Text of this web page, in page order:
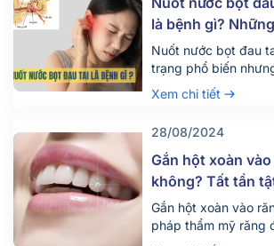
là bệnh gì?
phục hiệu quả
Nuốt nước bọt đau
trạng phổ biến
nhiều khó chịu và lo
mắc phải. Triệu
Cùng Nha khoa
hơn về nguyên
khắc […]
Xem chi tiết
28/08/2024
Gắn hột xoàn
không? Tất tần
răng
Gắn hột xoàn vào
pháp thẩm mỹ răng
ưa thích và áp dụng